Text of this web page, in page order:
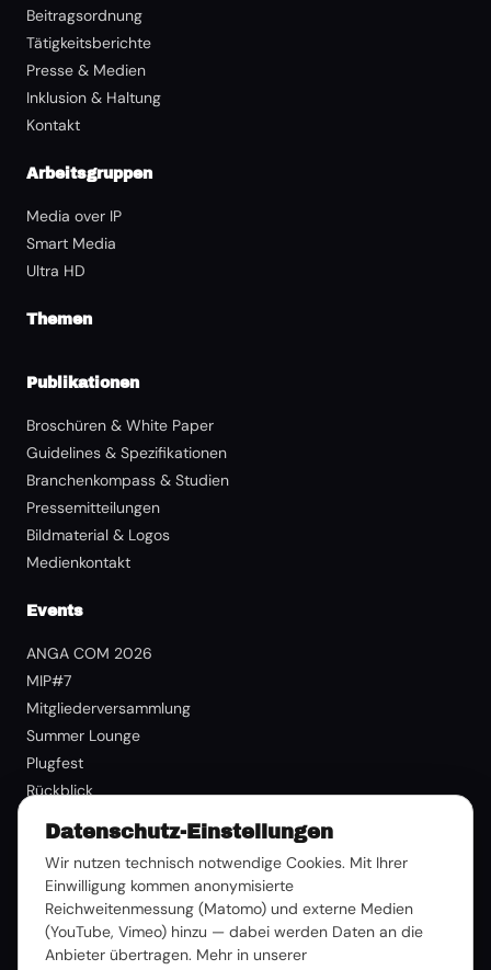
Beitragsordnung
Tätigkeitsberichte
Presse & Medien
Inklusion & Haltung
Kontakt
Arbeitsgruppen
Media over IP
Smart Media
Ultra HD
Themen
Publikationen
Broschüren & White Paper
Guidelines & Spezifikationen
Branchenkompass & Studien
Pressemitteilungen
Bildmaterial & Logos
Medienkontakt
Events
ANGA COM 2026
MIP#7
Mitgliederversammlung
Summer Lounge
Plugfest
Rückblick
Mitgliedschaft
Benefits
Mitglied werden
Mitglieder-Login
Datenschutz-Einstellungen
Wir nutzen technisch notwendige Cookies. Mit Ihrer
Einwilligung kommen anonymisierte
Reichweitenmessung (Matomo) und externe Medien
(YouTube, Vimeo) hinzu — dabei werden Daten an die
Anbieter übertragen. Mehr in unserer